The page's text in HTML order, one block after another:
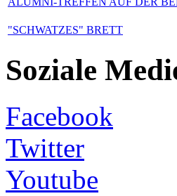
"SCHWATZES" BRETT
Soziale
Facebook
Twitter
Youtube